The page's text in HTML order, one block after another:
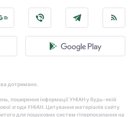
дотримано.
поширення інформації УНІАН у будь-якій
згоди УНІАН. Цитування матеріалів сайту
для пошукових систем гіперпосилання на